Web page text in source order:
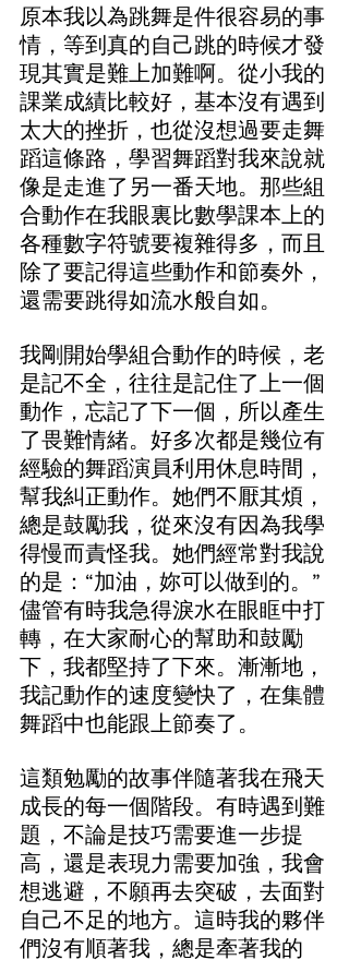
原本我以為跳舞是件很容易的事
情，等到真的自己跳的時候才發
現其實是難上加難啊。從小我的
課業成績比較好，基本沒有遇到
太大的挫折，也從沒想過要走舞
蹈這條路，學習舞蹈對我來說就
像是走進了另一番天地。那些組
合動作在我眼裏比數學課本上的
各種數字符號要複雜得多，而且
除了要記得這些動作和節奏外，
還需要跳得如流水般自如。
我剛開始學組合動作的時候，老
是記不全，往往是記住了上一個
動作，忘記了下一個，所以產生
了畏難情緒。好多次都是幾位有
經驗的舞蹈演員利用休息時間，
幫我糾正動作。她們不厭其煩，
總是鼓勵我，從來沒有因為我學
得慢而責怪我。她們經常對我說
的是：“加油，妳可以做到的。”
儘管有時我急得淚水在眼眶中打
轉，在大家耐心的幫助和鼓勵
下，我都堅持了下來。漸漸地，
我記動作的速度變快了，在集體
舞蹈中也能跟上節奏了。
這類勉勵的故事伴隨著我在飛天
成長的每一個階段。有時遇到難
題，不論是技巧需要進一步提
高，還是表現力需要加強，我會
想逃避，不願再去突破，去面對
自己不足的地方。這時我的夥伴
們沒有順著我，總是牽著我的